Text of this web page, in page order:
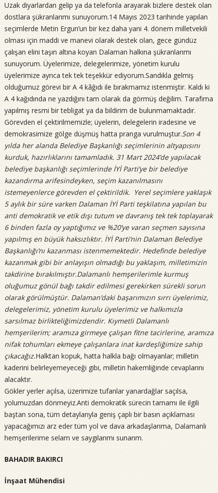
Uzak diyarlardan gelip ya da telefonla arayarak bizlere destek olan
dostlara şükranlarımı sunuyorum.14 Mayıs 2023 tarihinde yapılan
seçimlerde Metin Ergun’un bir kez daha yani 4. dönem milletvekili
olması için maddi ve manevi olarak destek olan, gece gündüz
çalışan elini taşın altına koyan Dalaman halkına şükranlarımı
sunuyorum. Üyelerimize, delegelerimize, yönetim kurulu
üyelerimize ayrıca tek tek teşekkür ediyorum.Sandıkla gelmiş
olduğumuz görevi bir A 4 kâğıdı ile bırakmamız istenmiştir. Kaldı ki
A 4 kağıdında ne yazdığını tam olarak da görmüş değilim. Tarafıma
yapılmış resmi bir tebligat ya da bildirim de bulunmamaktadır.
Görevden el çektirilmemizle; üyelerin, delegelerin iradesine ve
demokrasimize gölge düşmüş hatta pranga vurulmuştur.Son 4
yılda her alanda Belediye Başkanlığı seçimlerinin altyapısını
kurduk, hazırlıklarını tamamladık. 31 Mart 2024’de yapılacak
belediye başkanlığı seçimlerinde İYİ Parti’ye bir belediye
kazandırma arifesindeyken, seçim kazanılmasını
istemeyenlerce görevden el çektirildik. Yerel seçimlere yaklaşık
5 aylık bir süre varken Dalaman İYİ Parti teşkilatına yapılan bu
anti demokratik ve etik dışı tutum ve davranış tek tek toplayarak
6 binden fazla oy yaptığımız ve %20’ye varan seçmen sayısına
yapılmış en büyük haksızlıktır. İYİ Parti’nin Dalaman Belediye
Başkanlığı’nı kazanması istenmemektedir. Hedefinde belediye
kazanmak gibi bir anlayışın olmadığı bu yaklaşım, milletimizin
takdirine bırakılmıştır.Dalamanlı hemşerilerimle kurmuş
oluğumuz gönül bağı takdir edilmesi gerekirken sürekli sorun
olarak görülmüştür. Dalaman’daki başarımızın sırrı üyelerimiz,
delegelerimiz, yönetim kurulu üyelerimiz ve halkımızla
sarsılmaz birlikteliğimizdendir. Kıymetli Dalamanlı
hemşerilerim; aramıza girmeye çalışan fitne tacirlerine, aramıza
nifak tohumları ekmeye çalışanlara inat kardeşliğimize sahip
çıkacağız.Halktan kopuk, hatta halkla bağı olmayanlar; milletin
kaderini belirleyemeyeceği gibi, milletin hakemliğinde cevaplarını
alacaktır.
Gökler yerler açılsa, üzerimize tufanlar yanardağlar saçılsa,
yolumuzdan dönmeyiz.Anti demokratik sürecin tamamı ile ilgili
baştan sona, tüm detaylarıyla geniş çaplı bir basın açıklaması
yapacağımızı arz eder tüm yol ve dava arkadaşlarıma, Dalamanlı
hemşerilerime selam ve saygılarımı sunarım.
BAHADIR BAKIRCI
İnşaat Mühendisi